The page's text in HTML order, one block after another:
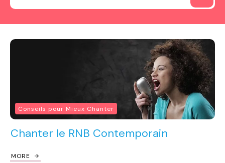
Conseils pour Mieux Chanter
Chanter le RNB Contemporain
MORE